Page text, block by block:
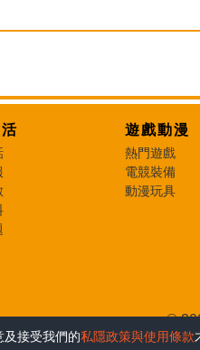
接受我們的私隱政策與使用條款
遊戲動漫
熱門遊戲
電競裝備
動漫玩具
©